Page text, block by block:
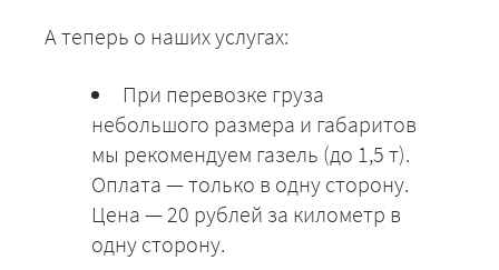
А теперь о наших услугах:
При перевозке груза
небольшого размера и габаритов
мы рекомендуем газель (до 1,5 т).
Оплата — только в одну сторону.
Цена — 20 рублей за километр в
одну сторону.